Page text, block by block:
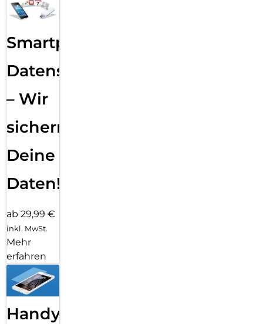
Smartphone
Datensicherung
– Wir
sichern
Deine
Daten!
ab 29,99 €
inkl. MwSt.
Mehr
erfahren
Handy